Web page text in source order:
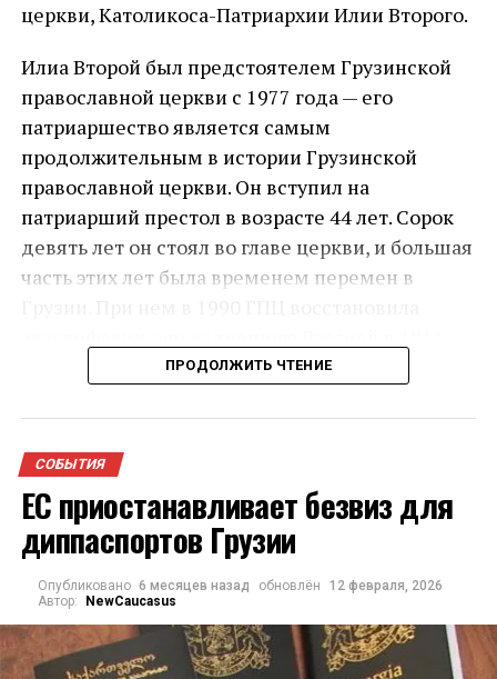
церкви, Католикоса-Патриархии Илии Второго.
Илиа Второй был предстоятелем Грузинской
православной церкви с 1977 года — его
патриаршество является самым
продолжительным в истории Грузинской
православной церкви. Он вступил на
патриарший престол в возрасте 44 лет. Сорок
девять лет он стоял во главе церкви, и большая
часть этих лет была временем перемен в
Состояние здоровья 93-летнего главы Церкви
резко ухудшилось в ночь на 17 марта: он был
доставлен в Кавказский медицинский центр с
массивным внутренним кровотечением. Илиа
Второй скончался в больнице около девяти
ПРОДОЛЖИТЬ ЧТЕНИЕ
СОБЫТИЯ
ЕС приостанавливает безвиз для
диппаспортов Грузии
Опубликовано 6 месяцев назад обновлён
12 февраля, 2026
Автор:
NewCaucasus